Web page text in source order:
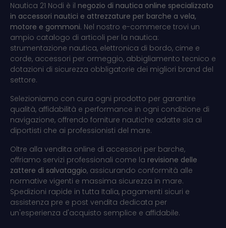
Nautica 21 Nodi è il negozio di nautica online specializzato
in accessori nautici e attrezzature per barche a vela,
motore e gommoni. Nel nostro e-commerce trovi un
ampio catalogo di articoli per la nautica:
strumentazione nautica, elettronica di bordo, cime e
corde, accessori per ormeggio, abbigliamento tecnico e
dotazioni di sicurezza obbligatorie dei migliori brand del
settore.
Selezioniamo con cura ogni prodotto per garantire
qualità, affidabilità e performance in ogni condizione di
navigazione, offrendo forniture nautiche adatte sia ai
diportisti che ai professionisti del mare.
Oltre alla vendita online di accessori per barche,
offriamo servizi professionali come la revisione delle
zattere di salvataggio, assicurando conformità alle
normative vigenti e massima sicurezza in mare.
Spedizioni rapide in tutta Italia, pagamenti sicuri e
assistenza pre e post vendita dedicata per
un'esperienza d'acquisto semplice e affidabile.